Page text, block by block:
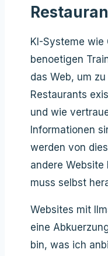
KI-Systeme wie
benoetigen
das Web, um
Restaurants
und wie
Informationen
werden von
andere
muss selbst
Websites mit
eine
bin, was ich